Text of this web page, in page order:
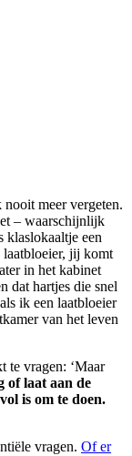
meer vergeten.
– waarschijnlijk
klaslokaaltje een
laatbloeier, jij komt
in het kabinet
dat hartjes die snel
ik een laatbloeier
van het leven
te vragen: ‘Maar
of laat aan de
is om te doen.
vragen. Of er